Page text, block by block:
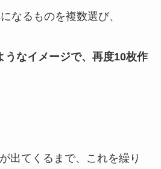
なるものを複数選び、
イメージで、再度10枚作
出てくるまで、これを繰り